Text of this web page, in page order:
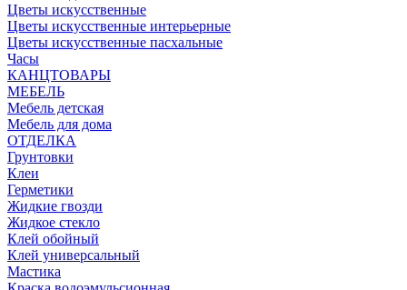
Цветы искусственные
Цветы искусственные интерьерные
Цветы искусственные пасхальные
Часы
КАНЦТОВАРЫ
МЕБЕЛЬ
Мебель детская
Мебель для дома
ОТДЕЛКА
Грунтовки
Клеи
Герметики
Жидкие гвозди
Жидкое стекло
Клей обойный
Клей универсальный
Мастика